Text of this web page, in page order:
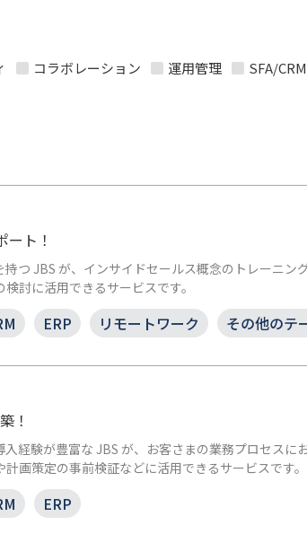
コラボレーション 運用管理 SFA/CRM
ト！
つ JBS が、インサイドセールス概念のトレーニン
討に活用できるサービスです。
ERP リモートワーク その他のテ
！
験が豊富な JBS が、お客さまの業務プロセスに
画策定の事前検証などに活用できるサービスです。
ERP